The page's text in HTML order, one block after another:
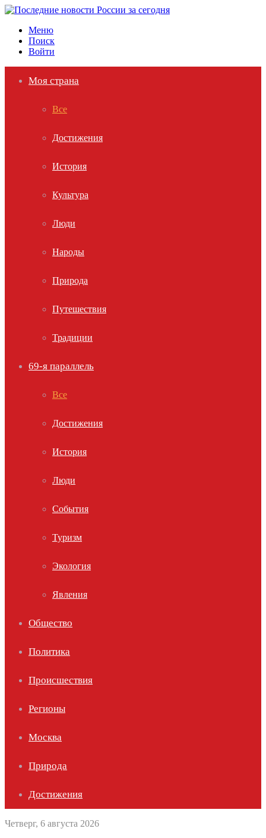
Меню
Поиск
Войти
Моя страна
Все
Достижения
История
Культура
Люди
Народы
Природа
Путешествия
Традиции
69-я параллель
Все
Достижения
История
Люди
События
Туризм
Экология
Явления
Общество
Политика
Происшествия
Регионы
Москва
Природа
Достижения
Четверг, 6 августа 2026